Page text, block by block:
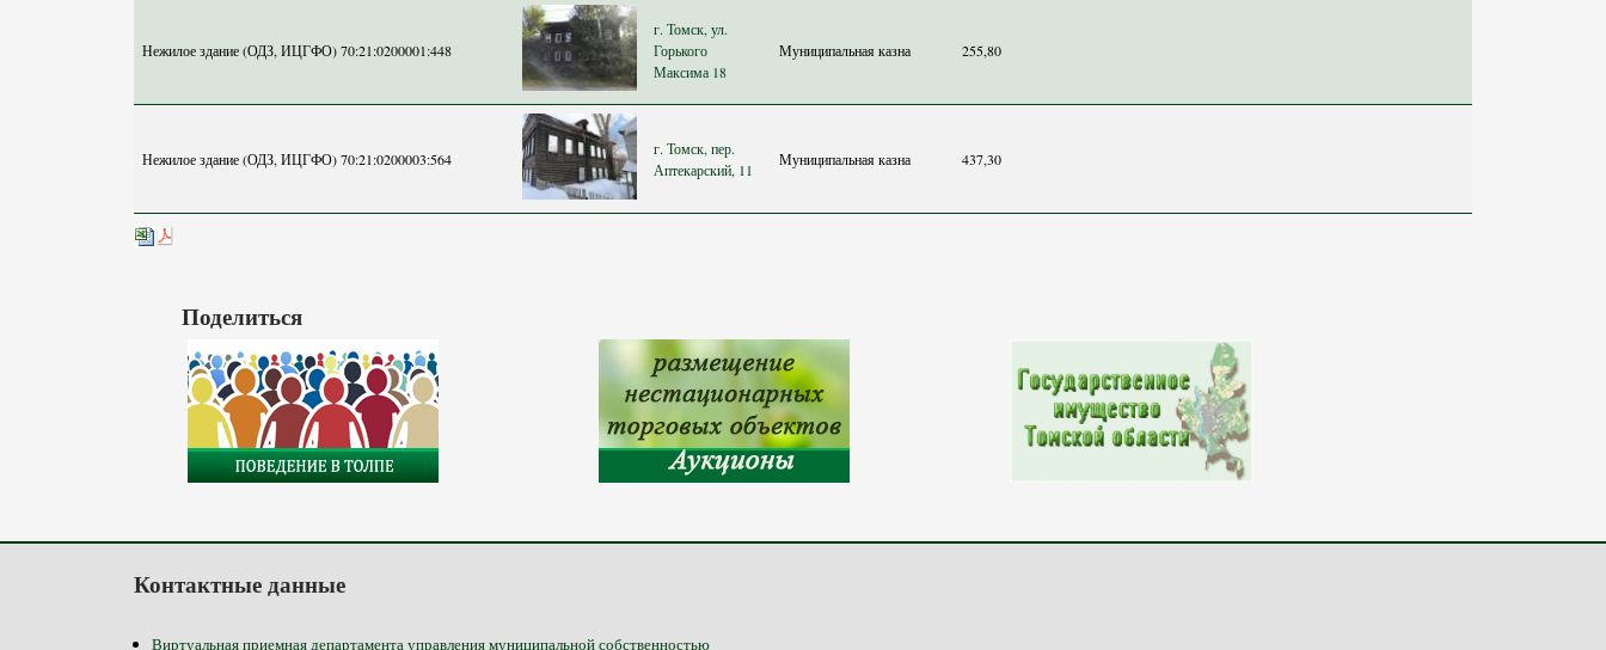
Нежилое здание (ОДЗ, ИЦГФО) 70:21:0200001:448
г. Томск, ул.
Горького
Максима 18
Муниципальная казна 255,80
Нежилое здание (ОДЗ, ИЦГФО) 70:21:0200003:564
г. Томск, пер.
Аптекарский, 11
Муниципальная казна 437,30
Поделиться
Контактные данные
Виртуальная приемная департамента управления муниципальной собственностью